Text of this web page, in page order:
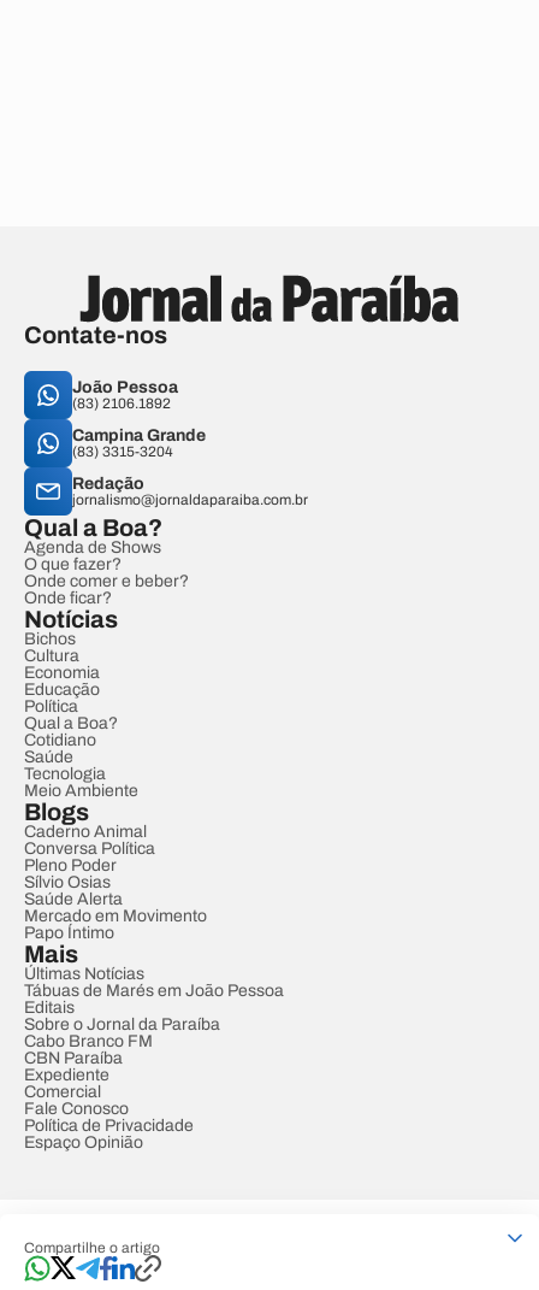
Compartilhe o artigo
Contate-nos
João Pessoa
(83) 2106.1892
Campina Grande
(83) 3315-3204
Redação
jornalismo@jornaldaparaiba.com.br
Qual a Boa?
Agenda de Shows
O que fazer?
Onde comer e beber?
Onde ficar?
Notícias
Bichos
Cultura
Economia
Educação
Política
Qual a Boa?
Cotidiano
Saúde
Tecnologia
Meio Ambiente
Blogs
Caderno Animal
Conversa Política
Pleno Poder
Sílvio Osias
Saúde Alerta
Mercado em Movimento
Papo Íntimo
Mais
Últimas Notícias
Tábuas de Marés em João Pessoa
Editais
Sobre o Jornal da Paraíba
Cabo Branco FM
CBN Paraíba
Expediente
Comercial
Fale Conosco
Política de Privacidade
Espaço Opinião
Developed by Designed by